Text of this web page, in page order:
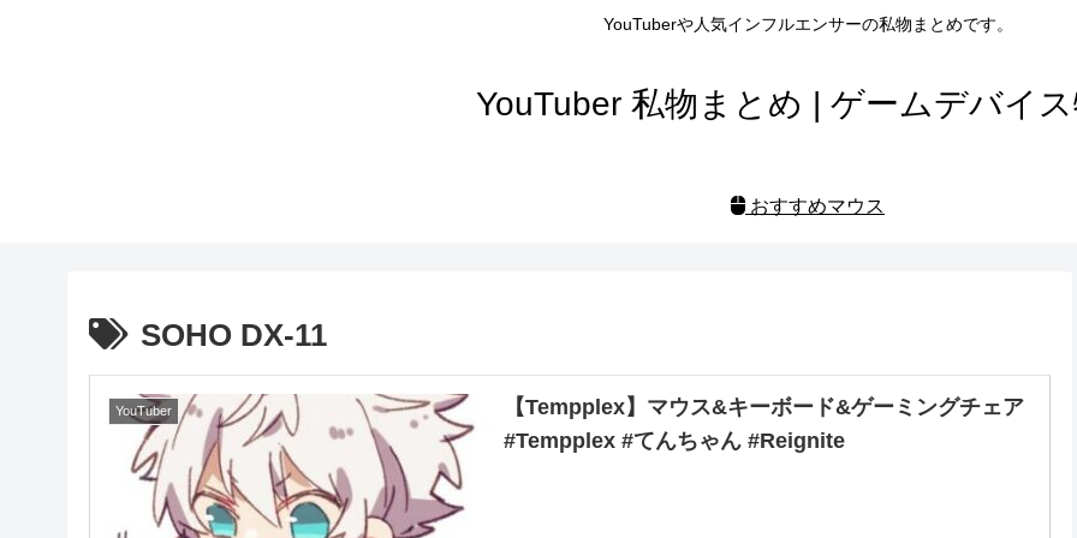
YouTuberや人気インフルエンサーの私物まとめです。
YouTuber 私物まとめ | ゲームデバイ
おすすめマウス
SOHO DX-11
YouTuber
【Tempplex】マウス&キーボード&ゲーミングチェア
#Tempplex #てんちゃん #Reignite